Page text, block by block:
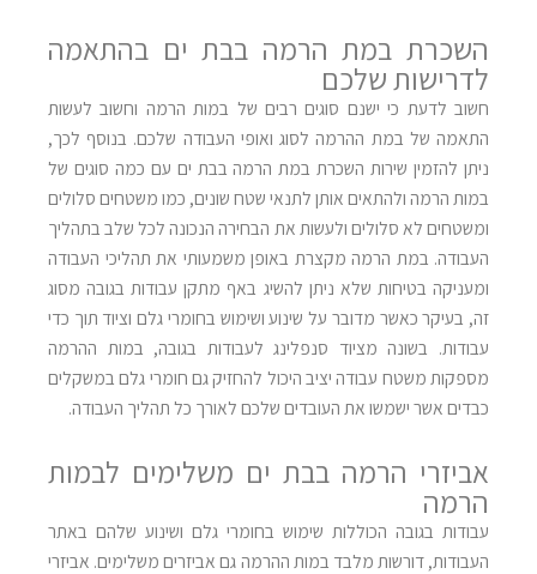
השכרת במת הרמה בבת ים בהתאמה
לדרישות שלכם
חשוב לדעת כי ישנם סוגים רבים של במות הרמה וחשוב לעשות
התאמה של במת ההרמה לסוג ואופי העבודה שלכם. בנוסף לכך,
ניתן להזמין שירות השכרת במת הרמה בבת ים עם כמה סוגים של
במות הרמה ולהתאים אותן לתנאי שטח שונים, כמו משטחים סלולים
ומשטחים לא סלולים ולעשות את הבחירה הנכונה לכל שלב בתהליך
העבודה. במת הרמה מקצרת באופן משמעותי את תהליכי העבודה
ומעניקה בטיחות שלא ניתן להשיג באף מתקן עבודות בגובה מסוג
זה, בעיקר כאשר מדובר על שינוע ושימוש בחומרי גלם וציוד תוך כדי
עבודות. בשונה מציוד סנפלינג לעבודות בגובה, במות ההרמה
מספקות משטח עבודה יציב היכול להחזיק גם חומרי גלם במשקלים
כבדים אשר ישמשו את העובדים שלכם לאורך כל תהליך העבודה.
אביזרי הרמה בבת ים משלימים לבמות
הרמה
עבודות בגובה הכוללות שימוש בחומרי גלם ושינוע שלהם באתר
העבודות, דורשות מלבד במות ההרמה גם אביזרים משלימים. אביזרי